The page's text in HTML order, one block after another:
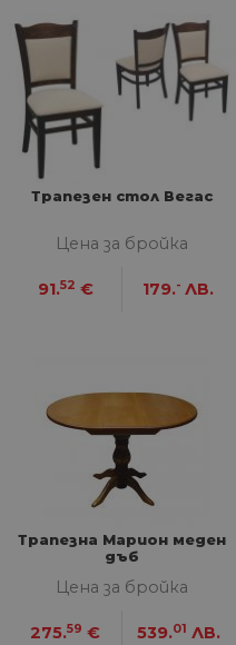
Трапезен стол Вегас
Цена за бройка
91.52 € 179.- ЛВ.
Трапезна Марион меден
дъб
Цена за бройка
275.59 € 539.01 ЛВ.